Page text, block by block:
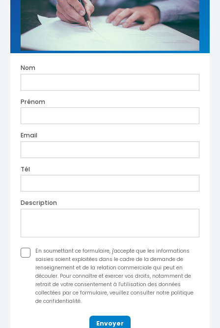
Nom
Prénom
Email
Tél
Description
En soumettant ce formulaire, j'accepte que les informations
saisies soient exploitées dans le cadre de la demande de
renseignement et de la relation commerciale qui peut en
découler. Pour connaître et exercer vos droits, notamment de
retrait de votre consentement à l'utilisation des données
collectées par ce formulaire, veuillez consulter notre politique
de confidentialité.